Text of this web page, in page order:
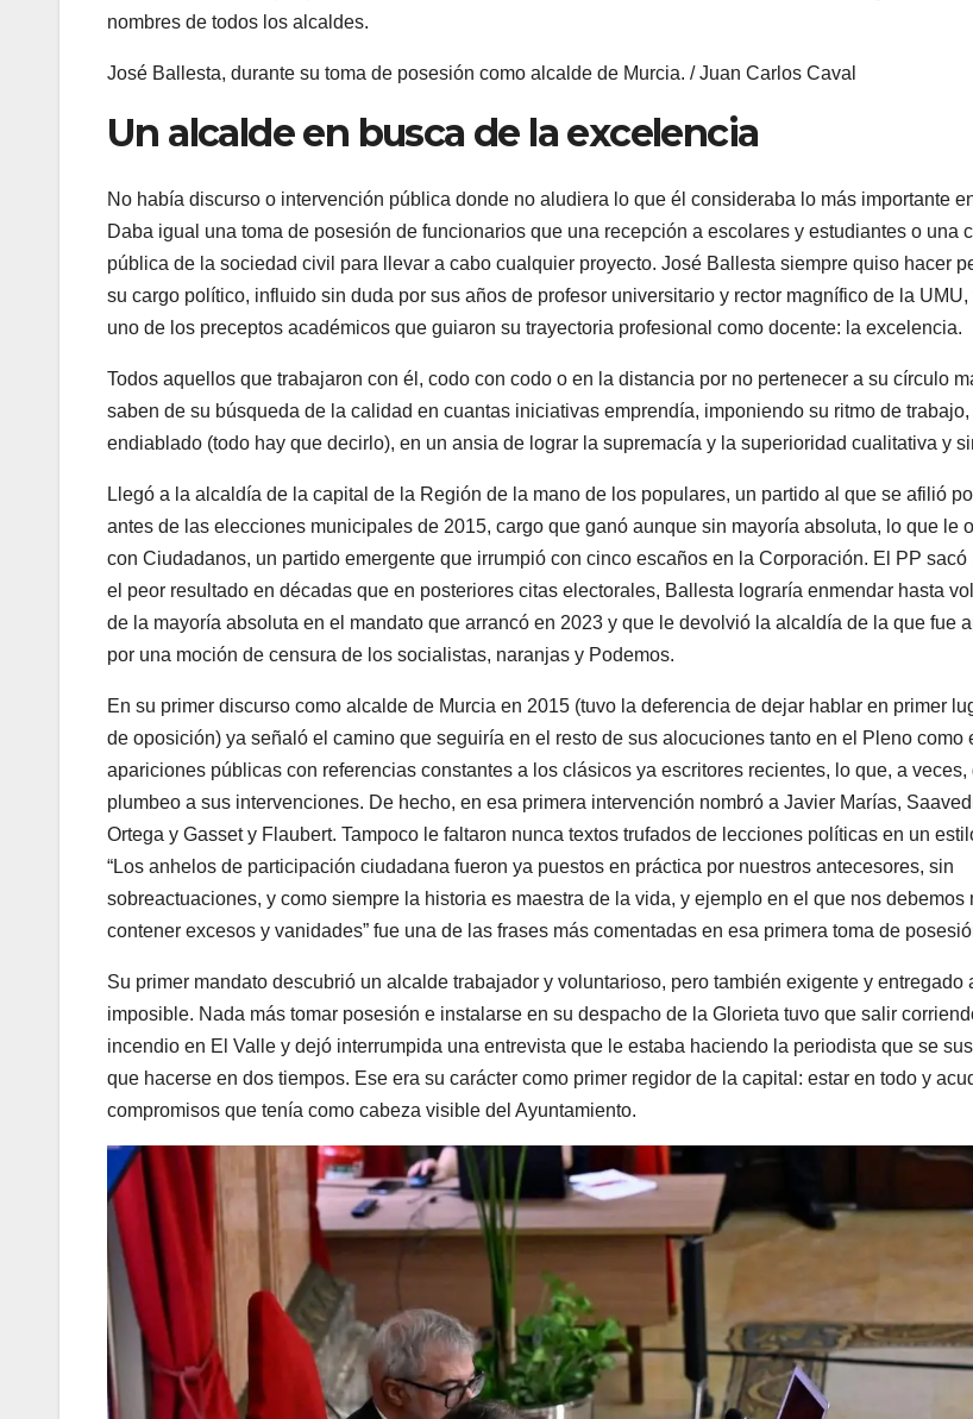
nombres de todos los alcaldes.
José Ballesta, durante su toma de posesión como alcalde de Murcia. / Juan Carlos Caval
Un alcalde en busca de la excelencia
No había discurso o intervención pública donde no aludiera lo que él consideraba lo más importante
Daba igual una toma de posesión de funcionarios que una recepción a escolares y estudiantes o una
pública de la sociedad civil para llevar a cabo cualquier proyecto. José Ballesta siempre quiso hacer
su cargo político, influido sin duda por sus años de profesor universitario y rector magnífico de la
uno de los preceptos académicos que guiaron su trayectoria profesional como docente: la excelencia.
Todos aquellos que trabajaron con él, codo con codo o en la distancia por no pertenecer a su círculo
saben de su búsqueda de la calidad en cuantas iniciativas emprendía, imponiendo su ritmo de
endiablado (todo hay que decirlo), en un ansia de lograr la supremacía y la superioridad cualitativa y
Llegó a la alcaldía de la capital de la Región de la mano de los populares, un partido al que se afilió
antes de las elecciones municipales de 2015, cargo que ganó aunque sin mayoría absoluta, lo que le
con Ciudadanos, un partido emergente que irrumpió con cinco escaños en la Corporación. El PP sacó
el peor resultado en décadas que en posteriores citas electorales, Ballesta lograría enmendar hasta
de la mayoría absoluta en el mandato que arrancó en 2023 y que le devolvió la alcaldía de la que fue
por una moción de censura de los socialistas, naranjas y Podemos.
En su primer discurso como alcalde de Murcia en 2015 (tuvo la deferencia de dejar hablar en primer
de oposición) ya señaló el camino que seguiría en el resto de sus alocuciones tanto en el Pleno como
apariciones públicas con referencias constantes a los clásicos ya escritores recientes, lo que, a veces,
plumbeo a sus intervenciones. De hecho, en esa primera intervención nombró a Javier Marías,
Ortega y Gasset y Flaubert. Tampoco le faltaron nunca textos trufados de lecciones políticas en un
“Los anhelos de participación ciudadana fueron ya puestos en práctica por nuestros antecesores, sin
sobreactuaciones, y como siempre la historia es maestra de la vida, y ejemplo en el que nos debemos
contener excesos y vanidades” fue una de las frases más comentadas en esa primera toma de
Su primer mandato descubrió un alcalde trabajador y voluntarioso, pero también exigente y entregado
imposible. Nada más tomar posesión e instalarse en su despacho de la Glorieta tuvo que salir
incendio en El Valle y dejó interrumpida una entrevista que le estaba haciendo la periodista que se
que hacerse en dos tiempos. Ese era su carácter como primer regidor de la capital: estar en todo y
compromisos que tenía como cabeza visible del Ayuntamiento.